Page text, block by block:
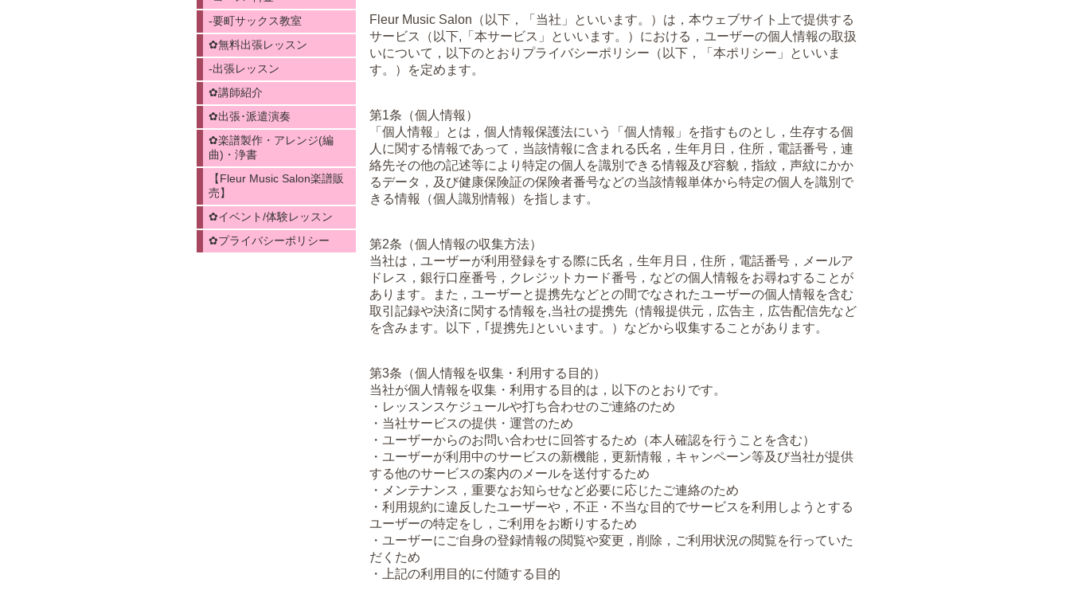
Fleur Music Salon（以下，「当社」といいます。）は，本ウェブサイト上で提供する
サービス（以下,「本サービス」といいます。）における，ユーザーの個人情報の取扱
いについて，以下のとおりプライバシーポリシー（以下，「本ポリシー」といいま
す。）を定めます。
第1条（個人情報）
「個人情報」とは，個人情報保護法にいう「個人情報」を指すものとし，生存する個
人に関する情報であって，当該情報に含まれる氏名，生年月日，住所，電話番号，連
絡先その他の記述等により特定の個人を識別できる情報及び容貌，指紋，声紋にかか
るデータ，及び健康保険証の保険者番号などの当該情報単体から特定の個人を識別で
きる情報（個人識別情報）を指します。
第2条（個人情報の収集方法）
当社は，ユーザーが利用登録をする際に氏名，生年月日，住所，電話番号，メールア
ドレス，銀行口座番号，クレジットカード番号，などの個人情報をお尋ねすることが
あります。また，ユーザーと提携先などとの間でなされたユーザーの個人情報を含む
取引記録や決済に関する情報を,当社の提携先（情報提供元，広告主，広告配信先など
を含みます。以下，｢提携先｣といいます。）などから収集することがあります。
第3条（個人情報を収集・利用する目的）
当社が個人情報を収集・利用する目的は，以下のとおりです。
・レッスンスケジュールや打ち合わせのご連絡のため
・当社サービスの提供・運営のため
・ユーザーからのお問い合わせに回答するため（本人確認を行うことを含む）
・ユーザーが利用中のサービスの新機能，更新情報，キャンペーン等及び当社が提供
する他のサービスの案内のメールを送付するため
・メンテナンス，重要なお知らせなど必要に応じたご連絡のため
・利用規約に違反したユーザーや，不正・不当な目的でサービスを利用しようとする
ユーザーの特定をし，ご利用をお断りするため
・ユーザーにご自身の登録情報の閲覧や変更，削除，ご利用状況の閲覧を行っていた
だくため
・上記の利用目的に付随する目的
-要町サックス教室
✿無料出張レッスン
-出張レッスン
✿講師紹介
✿出張･派遣演奏
✿楽譜製作・アレンジ(編
曲)・浄書
【Fleur Music Salon楽譜販
売】
✿イベント/体験レッスン
✿プライバシーポリシー